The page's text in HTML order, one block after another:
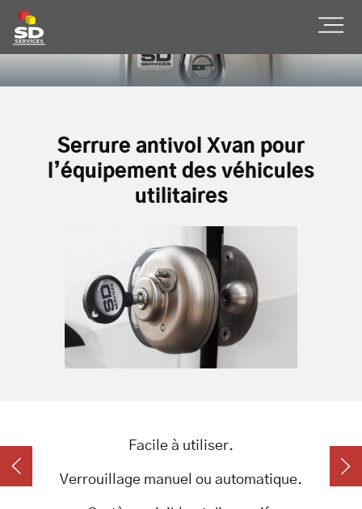
SD Services
Slide précédente
Serrure antivol Xvan pour
l’équipement des véhicules
utilitaires
Facile à utiliser.
Verrouillage manuel ou automatique.
Facile à utiliser.
Verrouillage manuel.
Facile à utiliser.
Verrouillage automatique.